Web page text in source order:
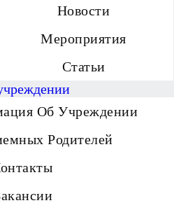
Новости
Мероприятия
Статьи
Об Учреждении
Родителей